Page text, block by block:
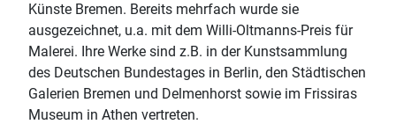
Künste Bremen. Bereits mehrfach wurde sie
ausgezeichnet, u.a. mit dem Willi-Oltmanns-Preis für
Malerei. Ihre Werke sind z.B. in der Kunstsammlung
des Deutschen Bundestages in Berlin, den Städtischen
Galerien Bremen und Delmenhorst sowie im Frissiras
Museum in Athen vertreten.